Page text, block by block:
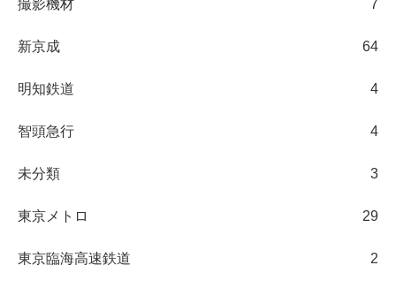
撮影機材 7
新京成 64
明知鉄道 4
智頭急行 4
未分類 3
東京メトロ 29
東京臨海高速鉄道 2